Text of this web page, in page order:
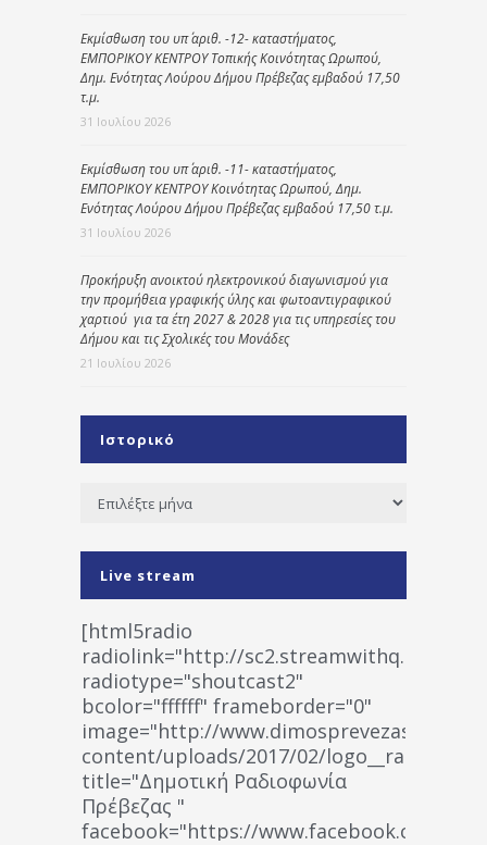
Εκμίσθωση του υπ΄ αριθ. -12- καταστήματος,
ΕΜΠΟΡΙΚΟΥ ΚΕΝΤΡΟΥ Τοπικής Κοινότητας Ωρωπού,
Δημ. Ενότητας Λούρου Δήμου Πρέβεζας εμβαδού 17,50
τ.μ.
31 Ιουλίου 2026
Εκμίσθωση του υπ΄ αριθ. -11- καταστήματος,
ΕΜΠΟΡΙΚΟΥ ΚΕΝΤΡΟΥ Κοινότητας Ωρωπού, Δημ.
Ενότητας Λούρου Δήμου Πρέβεζας εμβαδού 17,50 τ.μ.
31 Ιουλίου 2026
Προκήρυξη ανοικτού ηλεκτρονικού διαγωνισμού για
την προμήθεια γραφικής ύλης και φωτοαντιγραφικού
χαρτιού για τα έτη 2027 & 2028 για τις υπηρεσίες του
Δήμου και τις Σχολικές του Μονάδες
21 Ιουλίου 2026
Ιστορικό
Ιστορικό
Live stream
[html5radio
radiolink="http://
radiotype="shoutcast2"
bcolor="ffffff" frameborder="0"
image="http://www.dimosprevezas.gr/wp-
content/uploads/2017/02/
title="Δημοτική Ραδιοφωνία
Πρέβεζας "
facebook="https://www.facebook.com/